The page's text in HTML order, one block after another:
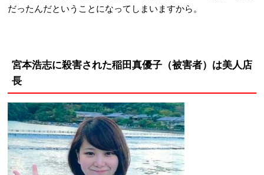
だったんだということになってしまいますから。
宮本浩志に殺害された稲田真優子（被害者）は美人店
長